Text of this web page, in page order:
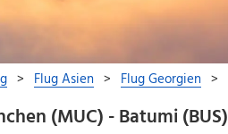
(MUC) - Batumi (BUS)